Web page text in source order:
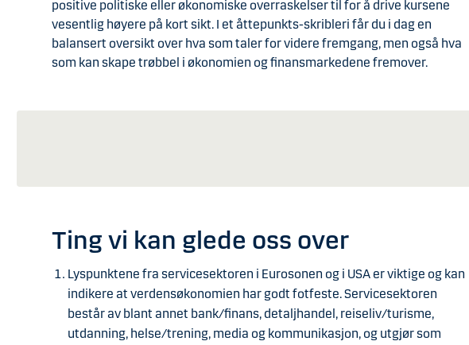
positive politiske eller økonomiske overraskelser til for å drive kursene
vesentlig høyere på kort sikt. I et åttepunkts-skribleri får du i dag en
balansert oversikt over hva som taler for videre fremgang, men også hva
som kan skape trøbbel i økonomien og finansmarkedene fremover.
Ting vi kan glede oss over
Lyspunktene fra servicesektoren i Eurosonen og i USA er viktige og kan
indikere at verdensøkonomien har godt fotfeste. Servicesektoren
består av blant annet bank/finans, detaljhandel, reiseliv/turisme,
utdanning, helse/trening, media og kommunikasjon, og utgjør som